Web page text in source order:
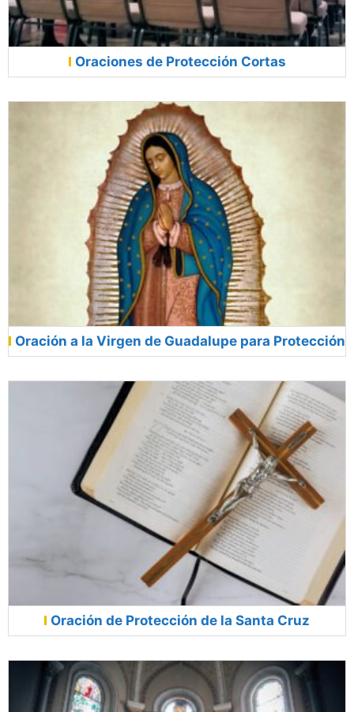
Oraciones de Protección Cortas
Oración a la Virgen de Guadalupe para Protección
Oración de Protección de la Santa Cruz